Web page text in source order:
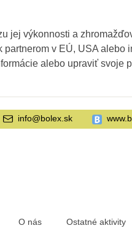
O nás Ostatné aktivity
info@bolex.sk
jej výkonnosti a
v EÚ, USA alebo
alebo upraviť svoje